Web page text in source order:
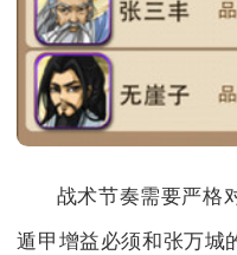
战术节奏需要严格
遁甲增益必须和张万城